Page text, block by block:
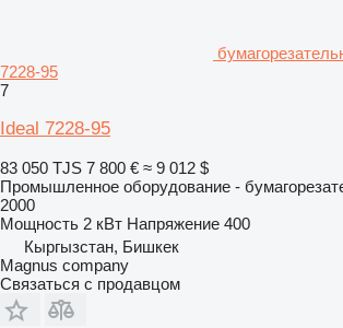
7228-95
7
Ideal 7228-95
83 050 TJS 7 800 € ≈ 9 012 $
Промышленное оборудование -
2000
Мощность 2 кВт Напряжение 400
Кыргызстан, Бишкек
Magnus company
Связаться с продавцом